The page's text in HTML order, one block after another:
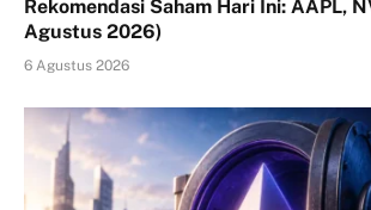
Rekomendasi Saham Hari Ini: AAPL,
Agustus 2026)
6 Agustus 2026